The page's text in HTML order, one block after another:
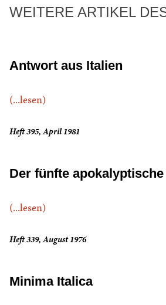
WEITERE ARTIKEL
Antwort aus Italien
(...lesen)
Heft 395, April 1981
Der fünfte
(...lesen)
Heft 339, August 1976
Minima Italica